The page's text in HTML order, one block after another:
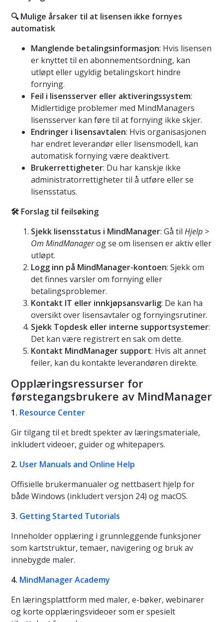
🔍 Mulige årsaker til at lisensen ikke fornyes
automatisk
Manglende betalingsinformasjon: Hvis lisensen
er knyttet til en abonnementsordning, kan
utløpt eller ugyldig betalingskort hindre
fornying.
Feil i lisensserver eller aktiveringssystem:
Midlertidige problemer med MindManagers
lisensserver kan føre til at fornying ikke skjer.
Endringer i lisensavtalen: Hvis organisasjonen
har endret leverandør eller lisensmodell, kan
automatisk fornying være deaktivert.
Brukerrettigheter: Du har kanskje ikke
administratorrettigheter til å utføre eller se
lisensstatus.
🛠️ Forslag til feilsøking
Sjekk lisensstatus i MindManager: Gå til Hjelp >
Om MindManagerog se om lisensen er aktiv eller
utløpt.
Logg inn på MindManager-kontoen: Sjekk om
det finnes varsler om fornying eller
betalingsproblemer.
Kontakt IT eller innkjøpsansvarlig: De kan ha
oversikt over lisensavtaler og fornyingsrutiner.
Sjekk Topdesk eller interne supportsystemer:
Det kan være registrert en sak om dette.
Kontakt MindManager support: Hvis alt annet
feiler, kan du kontakte leverandøren direkte.
Opplæringsressurser for
førstegangsbrukere av MindManager
1. Resource Center
Gir tilgang til et bredt spekter av læringsmateriale,
inkludert videoer, guider og whitepapers.
2. User Manuals and Online Help
Offisielle brukermanualer og nettbasert hjelp for
både Windows (inkludert versjon 24) og macOS.
3. Getting Started Tutorials
Inneholder opplæring i grunnleggende funksjoner
som kartstruktur, temaer, navigering og bruk av
innebygde maler.
4. MindManager Academy
En læringsplattform med maler, e-bøker, webinarer
og korte opplæringsvideoer som er spesielt